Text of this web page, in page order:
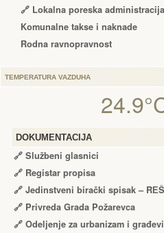
🔗 Lokalna poreska administracija
Komunalne takse i naknade
Rodna ravnopravnost
TEMPERATURA VAZDUHA
DOKUMENTACIJA
🔗 Službeni glasnici
🔗 Registar propisa
🔗 Jedinstveni birački spisak –
🔗 Privreda Grada Požarevca
🔗 Odeljenje za urbanizam i